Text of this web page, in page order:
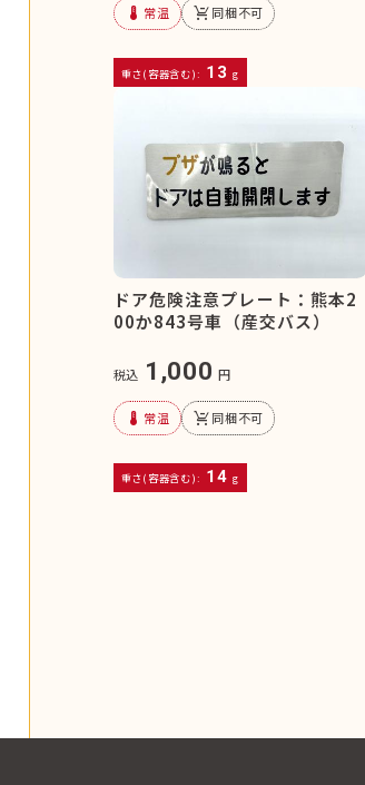
device_thermostat 常温 remove_shopping_cart同梱不可
重さ(容器含む): 13 g
ドア危険注意プレート：熊本2
00か843号車（産交バス）
税込 1,000 円
device_thermostat 常温 remove_shopping_cart同梱不可
重さ(容器含む): 14 g